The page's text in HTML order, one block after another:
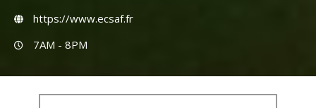
https://www.ecsaf.fr
7AM - 8PM